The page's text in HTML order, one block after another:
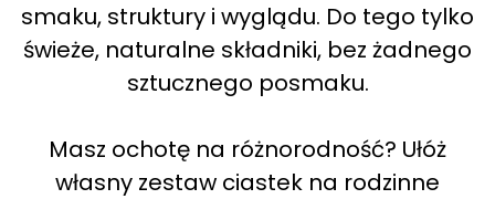
smaku, struktury i wyglądu. Do tego tylko
świeże, naturalne składniki, bez żadnego
sztucznego posmaku.
Masz ochotę na różnorodność? Ułóż
własny zestaw ciastek na rodzinne